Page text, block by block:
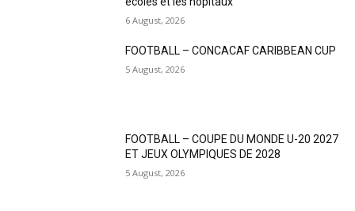
6 August, 2026
FOOTBALL – CONCACAF CARIBBEAN CUP
5 August, 2026
FOOTBALL – COUPE DU MONDE U-20 2027
ET JEUX OLYMPIQUES DE 2028
5 August, 2026